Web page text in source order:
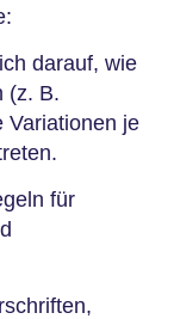
darauf, wie
(z. B.
Variationen je
für